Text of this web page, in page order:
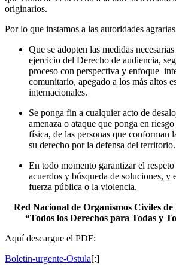
originarios.
Por lo que instamos a las autoridades
Que se adopten las medidas
ejercicio del Derecho de audiencia,
proceso con perspectiva y enfoque
comunitario, apegado a los más altos
internacionales.
Se ponga fin a cualquier acto de
amenaza o ataque que ponga en
física, de las personas que conforman
su derecho por la defensa del territorio.
En todo momento garantizar el
acuerdos y búsqueda de soluciones, y
fuerza pública o la violencia.
Red Nacional de Organismos Civiles
“Todos los Derechos para Todas y
Aquí descargue el PDF:
Boletin-urgente-Ostula[:]